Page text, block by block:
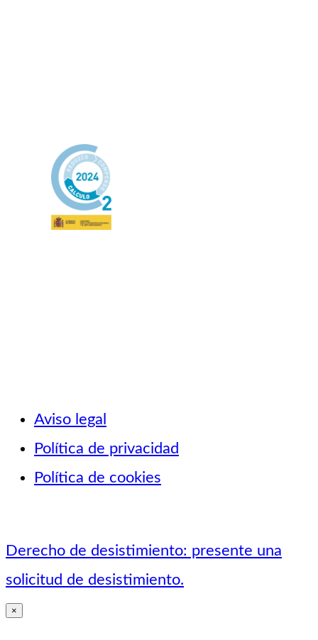
Aviso legal
Política de privacidad
Política de cookies
Derecho de desistimiento: presente una
solicitud de desistimiento.
×